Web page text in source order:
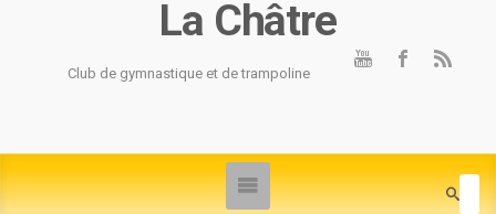
La Châtre
Club de gymnastique et de trampoline